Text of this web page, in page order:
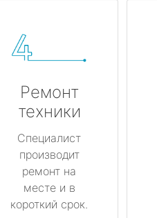
Ремонт
техники
Специалист
производит
ремонт на
месте и в
короткий срок.